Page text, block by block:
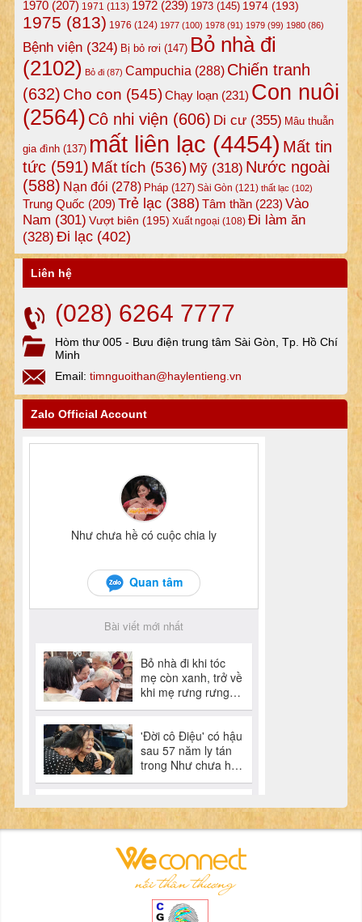
1970(207) 1971 (113) 1972(239) 1973(145) 1974(193)
1975 (813) 1976 (124) 1977(100) 1978(91) 1979(99) 1980(86)
Bệnh viện(324) Bị bỏ rơi (147) Bỏ nhà đi
(2102) Bỏ đi(87) Campuchia (288) Chiến tranh
(632) Cho con (545)Chạy loạn(231) Con nuôi
(2564) Cô nhi viện (606) Di cư(355) Mâu thuẫn
gia đình(137) mất liên lạc (4454) Mất tin
tức(591) Mất tích (536) Mỹ(318) Nước ngoài
(588) Nạn đói (278) Pháp(127) Sài Gòn (121) thất lạc (102)
Trung Quốc (209) Trẻ lạc(388) Tâm thần(223) Vào
Nam (301) Vượt biên (195) Xuất ngoại (108) Đi làm ăn
(328) Đi lạc(402)
Liên hệ
(028) 6264 7777
Hòm thư 005 - Bưu điện trung tâm Sài Gòn, Tp. Hồ Chí
Minh
Email: timnguoithan@haylentieng.vn
Zalo Official Account